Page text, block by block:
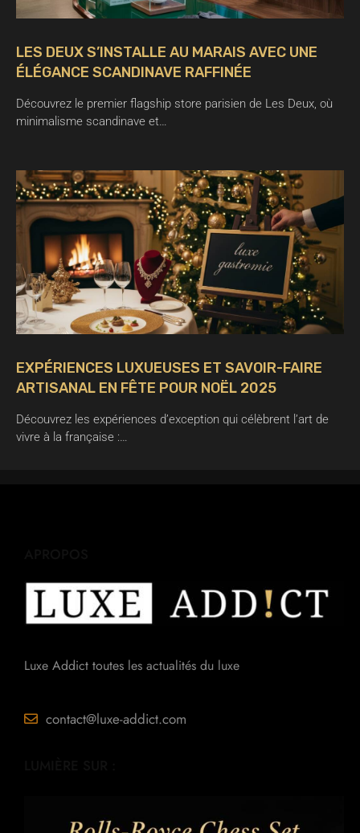
LES DEUX S’INSTALLE AU MARAIS AVEC UNE
ÉLÉGANCE SCANDINAVE RAFFINÉE
Découvrez le premier flagship store parisien de Les Deux, où
minimalisme scandinave et…
EXPÉRIENCES LUXUEUSES ET SAVOIR-FAIRE
ARTISANAL EN FÊTE POUR NOËL 2025
Découvrez les expériences d’exception qui célèbrent l’art de
vivre à la française :…
Luxe Addict toutes les actualités du luxe
contact@luxe-addict.com